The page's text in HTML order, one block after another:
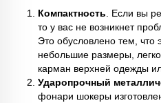
Компактность . Если вы
то у вас не возникнет
Это обусловлено тем,
небольшие размеры,
карман верхней одежды
Ударопрочный
фонари шокеры